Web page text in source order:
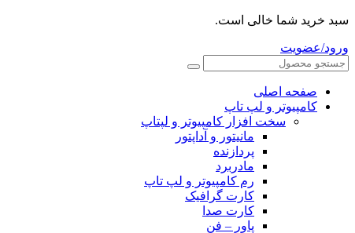
سبد خرید شما خالی است.
ورود/عضویت
صفحه اصلی
کامپیوتر و‌‌‌‌‌ لپ تاپ
سخت افزار کامپیوتر و لپتاپ
مانیتور و آداپتور
پردازنده
مادربرد
رم کامپیوتر و لپ تاپ
کارت گرافیک
کارت صدا
پاور – فن